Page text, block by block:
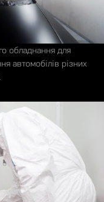
обладнання для
автомобілів різних